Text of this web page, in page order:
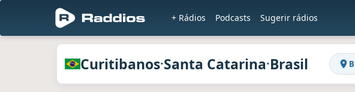
+ Rádios Podcasts Sugerir rádios
Rádios da Curitibanos · Santa Catarina · Brasilen
Curitibanos·Santa Catarina·Brasil